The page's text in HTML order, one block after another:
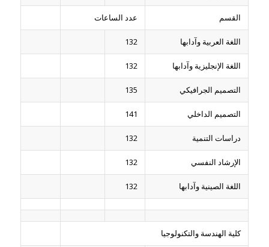
القسم عدد الساعات
اللغة العربية وآدابها 132
اللغة الإنجليزية وآدابها 132
التصميم الجرافيكي 135
التصميم الداخلي 141
دراسات التنمية 132
الإرشاد النفسي 132
اللغة الصينية وآدابها 132
كلية الهندسة والتكنولوجيا